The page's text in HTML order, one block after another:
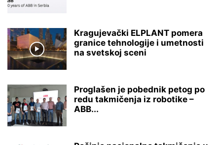
Kragujevački ELPLANT pomera
granice tehnologije i umetnosti
na svetskoj sceni
Proglašen je pobednik petog po
redu takmičenja iz robotike –
ABB...